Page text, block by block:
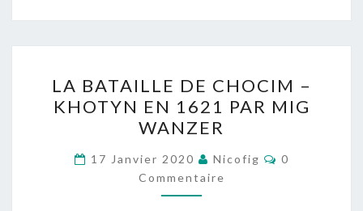
BATAILLE
DE
CHOCIM
–
KHOTYN
EN
LA BATAILLE DE CHOCIM –
KHOTYN EN 1621 PAR MIG
WANZER
17 Janvier 2020 Nicofig
0
Commentaire